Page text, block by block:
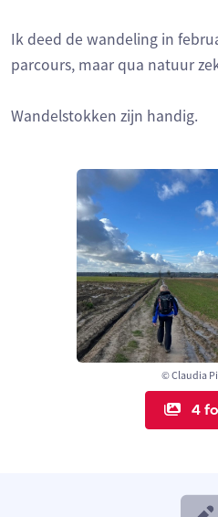
© Claudia
4
Ik deed de wandeling in
parcours, maar qua natuur
Wandelstokken zijn handig.